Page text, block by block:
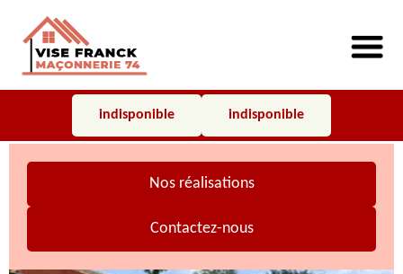
indisponible indisponible
Nos réalisations
Contactez-nous